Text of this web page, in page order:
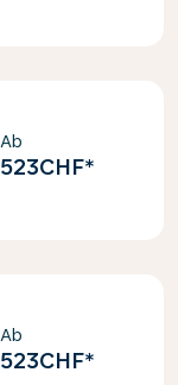
Ab
523CHF*
Ab
523CHF*